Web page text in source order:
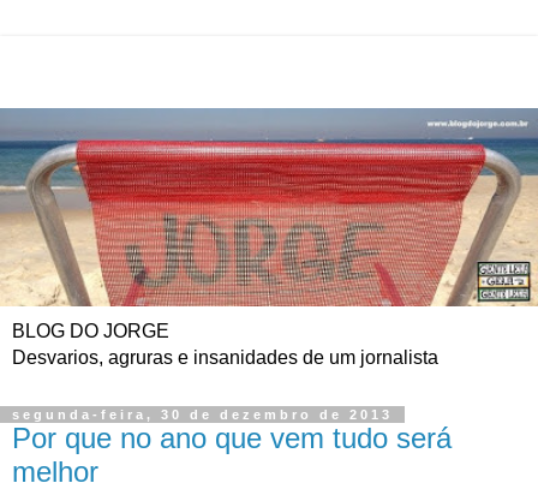
BLOG DO JORGE
Desvarios, agruras e insanidades de um jornalista
segunda-feira, 30 de dezembro de 2013
Por que no ano que vem tudo será
melhor